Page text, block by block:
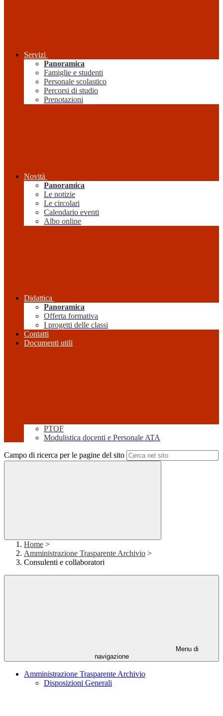
Servizi
Panoramica
Famiglie e studenti
Personale scolastico
Percorsi di studio
Prenotazioni
Novità
Panoramica
Le notizie
Le circolari
Calendario eventi
Albo online
Didattica
Panoramica
Offerta formativa
I progetti delle classi
Contatti
Documenti utili
PTOF
Modulistica docenti e Personale ATA
Campo di ricerca per le pagine del sito
Home >
Amministrazione Trasparente Archivio >
Consulenti e collaboratori
Menu di
navigazione
Amministrazione Trasparente Archivio
Disposizioni Generali